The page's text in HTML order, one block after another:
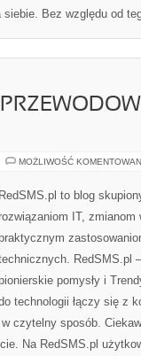
siebie. Bez względu od
MOŻLIWOŚĆ
RedSMS.pl to blog
rozwiązaniom IT,
RedSMS.pl
pomysły i
technologii łączy się z
czytelny sposób.
Na RedSMS.pl